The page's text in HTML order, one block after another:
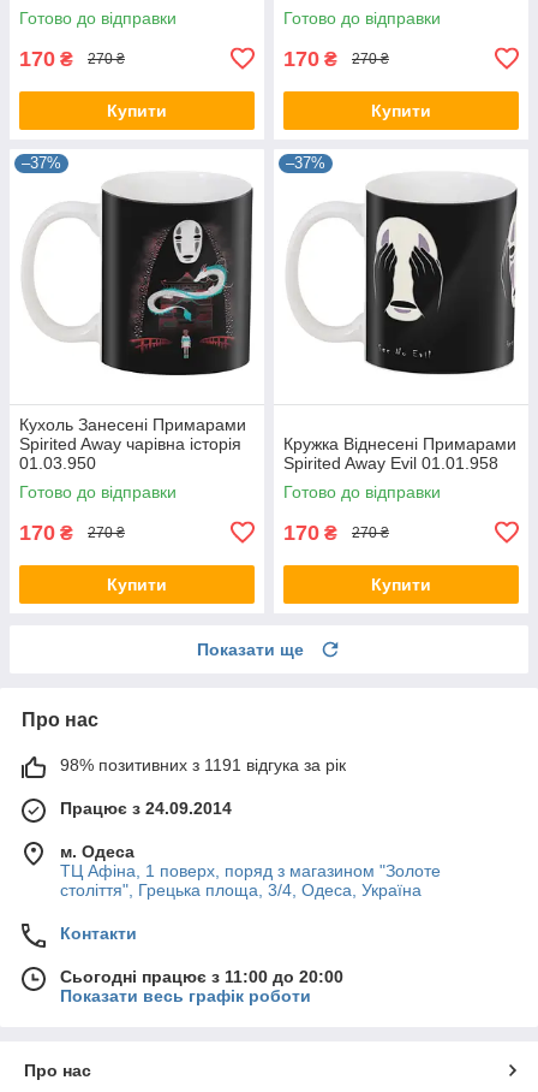
Готово до відправки
170 ₴ 270 ₴
Купити
Готово до відправки
170 ₴ 270 ₴
Купити
–37%
Кухоль Занесені Примарами
Spirited Away чарівна історія
01.03.950
Готово до відправки
170 ₴ 270 ₴
Купити
–37%
Кружка Віднесені Примарами
Spirited Away Evil 01.01.958
Готово до відправки
170 ₴ 270 ₴
Купити
Показати ще
Про нас
98% позитивних з 1191 відгука за рік
Працює з 24.09.2014
м. Одеса
ТЦ Афіна, 1 поверх, поряд з магазином "Золоте
століття", Грецька площа, 3/4, Одеса, Україна
Контакти
Сьогодні працює з 11:00 до 20:00
Показати весь графік роботи
Про нас